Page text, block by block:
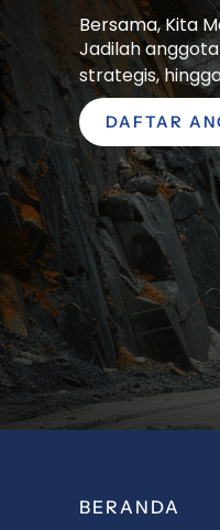
Bersama, Kita
Jadilah
strategis,
DAFTAR
BERANDA